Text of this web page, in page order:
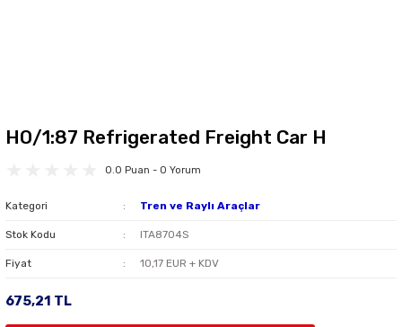
HO/1:87 Refrigerated Freight Car H
0.0 Puan - 0 Yorum
Kategori Tren ve Raylı Araçlar
Stok Kodu ITA8704S
Fiyat 10,17 EUR + KDV
675,21 TL